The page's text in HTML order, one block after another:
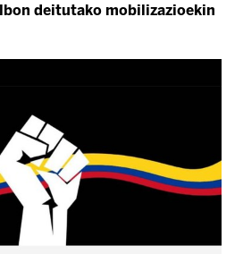
deitutako mobilizazioekin